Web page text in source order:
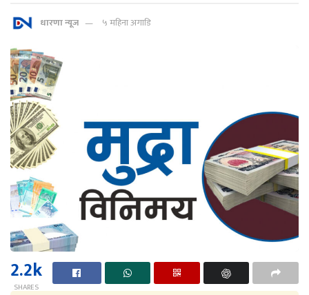
धारणा न्यूज ५ महिना अगाडि
2.2k
SHARES